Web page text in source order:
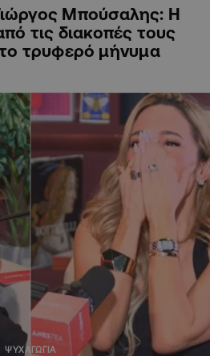
Μπούσαλης: Η
τις διακοπές τους
το τρυφερό μήνυμα
ΨΥΧΑΓΩΓΙΑ